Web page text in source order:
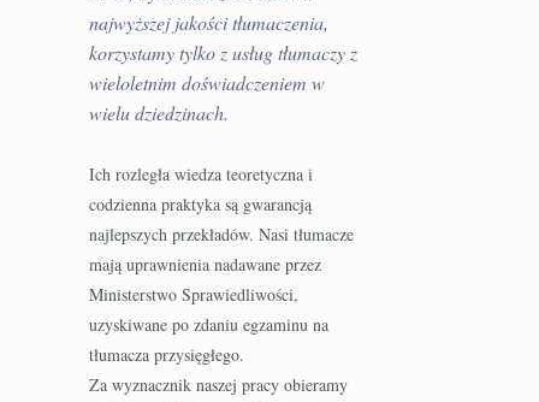
najwyższej jakości tłumaczenia,
korzystamy tylko z usług tłumaczy z
wieloletnim doświadczeniem w
wielu dziedzinach.
Ich rozległa wiedza teoretyczna i
codzienna praktyka są gwarancją
najlepszych przekładów. Nasi tłumacze
mają uprawnienia nadawane przez
Ministerstwo Sprawiedliwości,
uzyskiwane po zdaniu egzaminu na
tłumacza przysięgłego.
Za wyznacznik naszej pracy obieramy